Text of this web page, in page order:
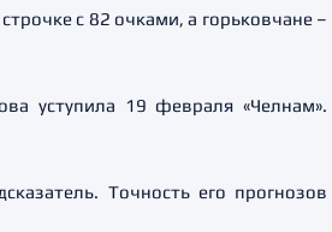
с 82 очками, а горьковчане –
уступила 19 февраля «Челнам».
Точность его прогнозов